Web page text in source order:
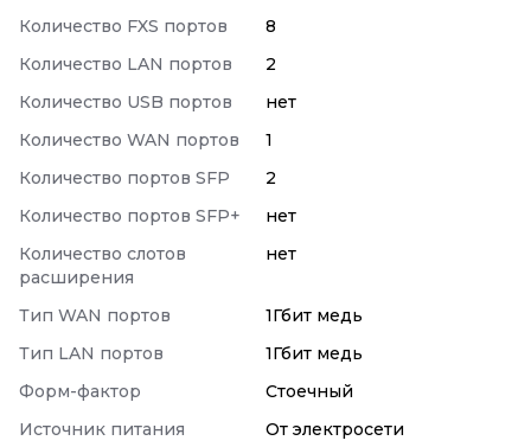
Количество FXS портов
8
Количество LAN портов
2
Количество USB портов
нет
Количество WAN портов
1
Количество портов SFP
2
Количество портов SFP+
нет
Количество слотов
расширения
нет
Тип WAN портов
1Гбит медь
Тип LAN портов
1Гбит медь
Форм-фактор
Стоечный
Источник питания
От электросети